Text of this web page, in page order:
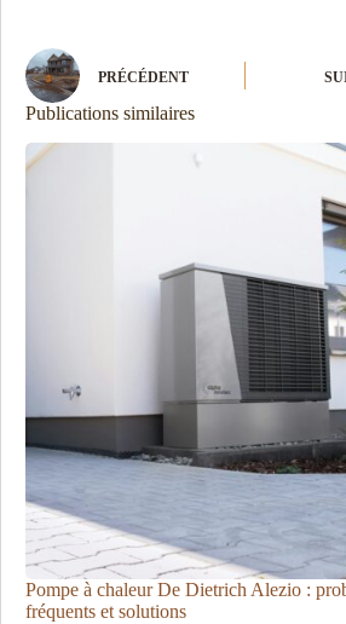
PRÉCÉDENT
Publications similaires
Pompe à chaleur De Dietrich Alezio :
fréquents et solutions